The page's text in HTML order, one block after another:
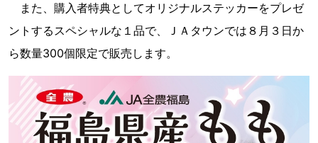
また、購入者特典としてオリジナルステッカーをプレゼ
ントするスペシャルな１品で、ＪＡタウンでは８月３日か
ら数量300個限定で販売します。